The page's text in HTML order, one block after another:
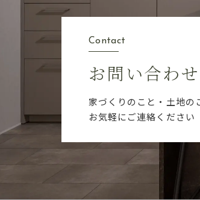
Contact
お問い合わせ
家づくりのこと・土地の
お気軽にご連絡ください